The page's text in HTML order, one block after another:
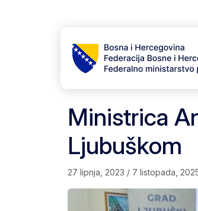
Ministrica
Ljubuškom
27 lipnja, 2023 / 7 listopada,